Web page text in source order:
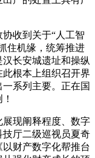
收到关于“人工智
住机缘，统筹推进
长安城遗址和操纵
根本上组织召开界
系列主要。正在国
现阐释程度、数字
厅二级巡视员夏奇
财产数字化帮推台